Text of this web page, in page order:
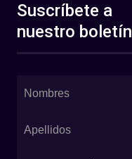
Suscríbete a
nuestro boletín